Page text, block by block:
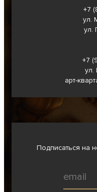
+7
ул.
ул.
+7
ул.
арт-
Подписаться на